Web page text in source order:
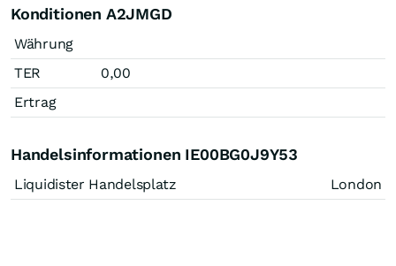
Konditionen A2JMGD
Währung
TER
0,00
Ertrag
Handelsinformationen IE00BG0J9Y53
Liquidister Handelsplatz London